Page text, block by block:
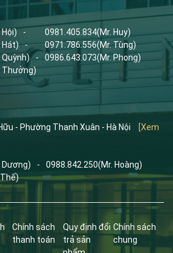
Hội) - 0981.405.834(Mr. Huy)
Hát) - 0971.786.556(Mr. Tùng)
Quỳnh) - 0986.643.073(Mr. Phong)
Thưởng)
- Phường Thanh Xuân - Hà Nội
[Xem
Dương) - 0988.842.250(Mr. Hoàng)
Chính sách
thanh toán
Quy định đổi
trả sản
Chính sách
chung